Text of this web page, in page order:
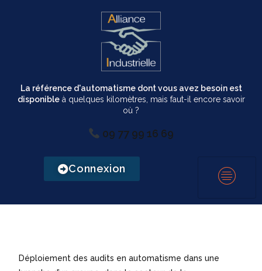
La référence d'automatisme dont vous avez besoin est
disponibleà quelques kilomètres, mais faut-il encore savoir
où ?
09 77 99 16 69
Connexion
Déploiement des audits en automatisme dans une